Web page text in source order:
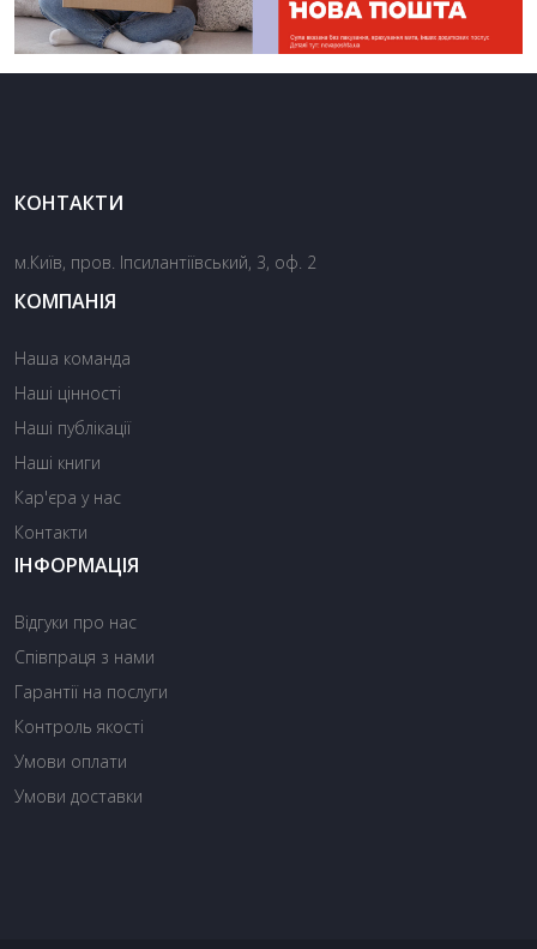
КОНТАКТИ
м.Київ, пров. Іпсилантіївський, 3, оф. 2
КОМПАНІЯ
Наша команда
Наші цінності
Наші публікації
Наші книги
Кар'єра у нас
Контакти
ІНФОРМАЦІЯ
Відгуки про нас
Співпраця з нами
Гарантії на послуги
Контроль якості
Умови оплати
Умови доставки